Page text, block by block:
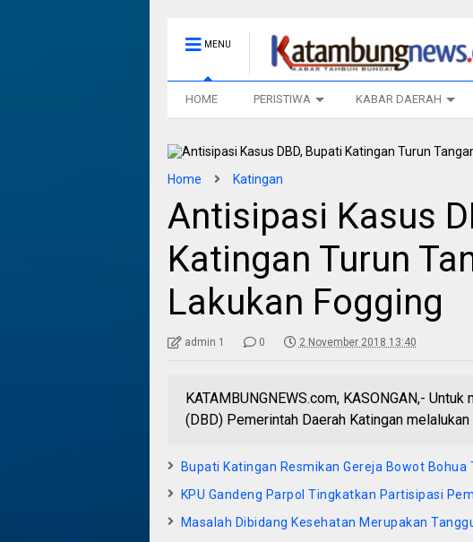
MENU
HOME PERISTIWA KABAR DAERAH
Home Katingan
Antisipasi Kasus
Katingan Turun
Lakukan Fogging
admin 1 0 2 November 2018 13:40
KATAMBUNGNEWS.com, KASONGAN,-
(DBD) Pemerintah Daerah Katingan
Bupati Katingan Resmikan Gereja Bowot Bohua
KPU Gandeng Parpol Tingkatkan Partisipasi
Masalah Dibidang Kesehatan Merupakan